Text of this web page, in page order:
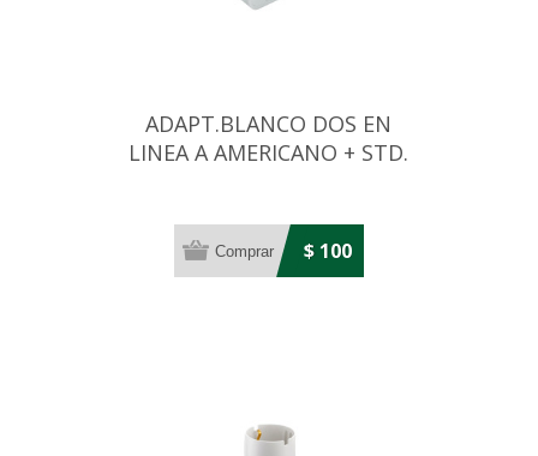
ADAPT.BLANCO DOS EN
LINEA A AMERICANO + STD.
$ 100